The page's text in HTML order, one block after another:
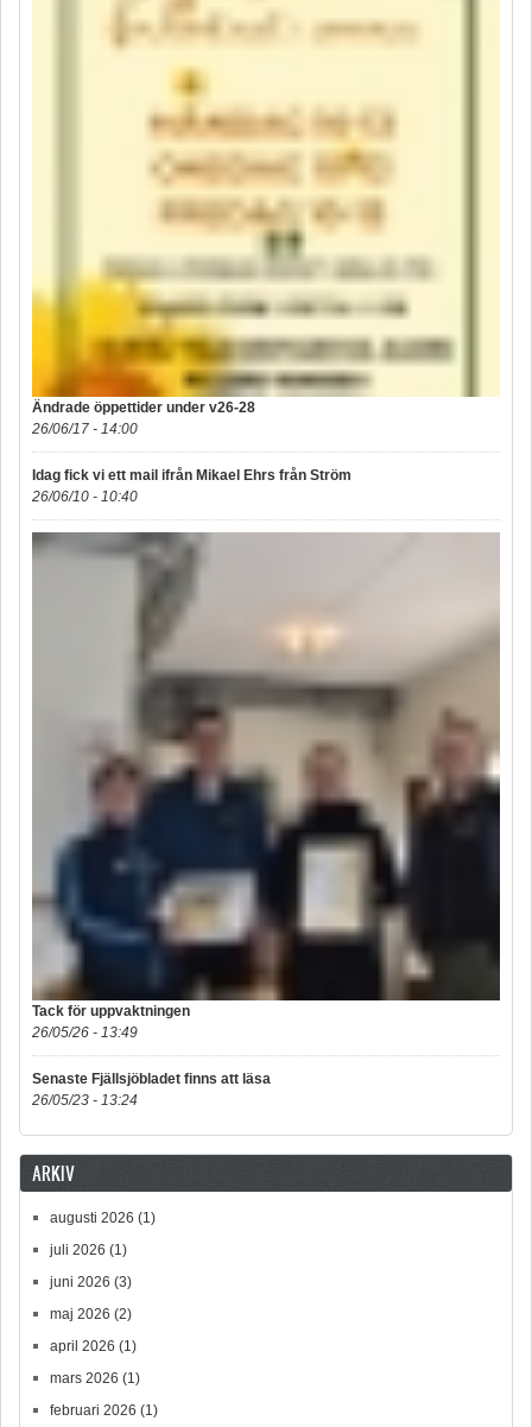
Ändrade öppettider under v26-28
26/06/17 - 14:00
Idag fick vi ett mail ifrån Mikael Ehrs från Ström
26/06/10 - 10:40
Tack för uppvaktningen
26/05/26 - 13:49
Senaste Fjällsjöbladet finns att läsa
26/05/23 - 13:24
ARKIV
augusti 2026 (1)
juli 2026 (1)
juni 2026 (3)
maj 2026 (2)
april 2026 (1)
mars 2026 (1)
februari 2026 (1)